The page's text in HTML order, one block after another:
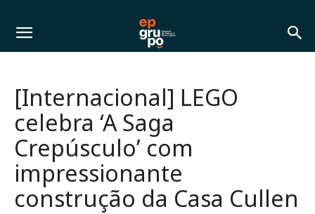
[Internacional] LEGO
celebra ‘A Saga
Crepúsculo’ com
impressionante
construção da Casa Cullen